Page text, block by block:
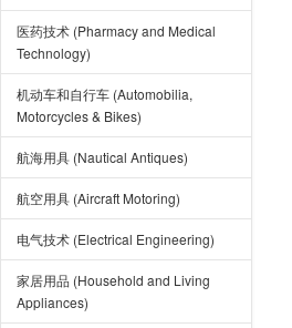
医药技术 (Pharmacy and Medical
Technology)
机动车和自行车 (Automobilia,
Motorcycles & Bikes)
航海用具 (Nautical Antiques)
航空用具 (Aircraft Motoring)
电气技术 (Electrical Engineering)
家居用品 (Household and Living
Appliances)